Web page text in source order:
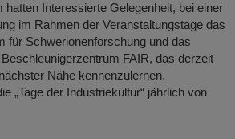
hatten Interessierte Gelegenheit, bei einer
im Rahmen der Veranstaltungstage das
für Schwerionenforschung und das
FAIR, das derzeit
Nähe kennenzulernen.
„Tage der Industriekultur“ jährlich von